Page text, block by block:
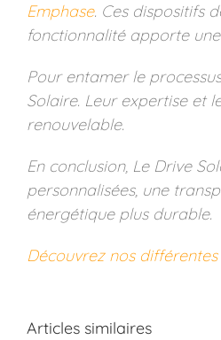
Emphase. Ces dispositifs
fonctionnalité apporte
Pour entamer le
Solaire. Leur expertise et
renouvelable.
En conclusion, Le Drive
personnalisées, une
énergétique plus durable.
Découvrez nos
Articles similaires